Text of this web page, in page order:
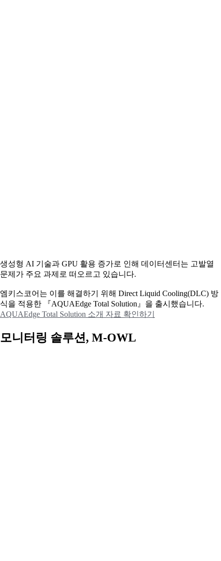
생성형 AI 기술과 GPU 활용 증가로 인해 데이터센터는 고발열
문제가 주요 과제로 떠오르고 있습니다.
엠키스코어는 이를 해결하기 위해 Direct Liquid Cooling(DLC) 방
식을 적용한 『AQUAEdge Total Solution』을 출시했습니다.
AQUAEdge Total Solution 소개 자료 확인하기
모니터링 솔루션, M-OWL